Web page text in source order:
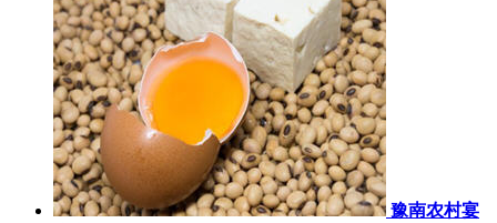
豫南农村宴